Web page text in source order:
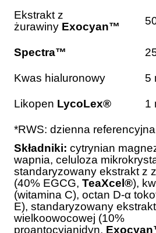
Ekstrakt z
żurawiny Exocyan™
Spectra™
Kwas hialuronowy 5
Likopen LycoLex® 1
*RWS: dzienna
Składniki: cytrynian
wapnia, celuloza
standaryzowany ekstrakt z
(40% EGCG, TeaXcel®),
(witamina C), octan D-α
E), standaryzowany
wielkoowocowej (10%
proantocyjanidyn,